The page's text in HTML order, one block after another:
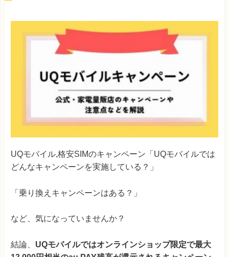
UQモバイル,格安SIMのキャンペーン「UQモバイルでは
どんなキャンペーンを実施している？」
「乗り換えキャンペーンはある？」
など、気になっていませんか？
結論、 UQモバイルではオンラインショップ限定で最大